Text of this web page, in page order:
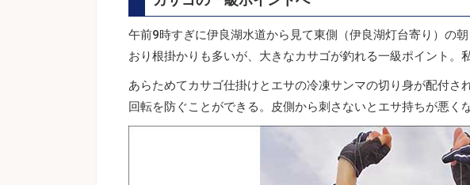
午前9時すぎに伊良湖水道から見て東側（伊良湖灯台寄り）の
おり根掛かりも多いが、大きなカサゴが釣れる一級ポイント。
あらためてカサゴ仕掛けとエサの冷凍サンマの切り身が配付さ
回転を防ぐことができる。皮側から刺さないとエサ持ちが悪く